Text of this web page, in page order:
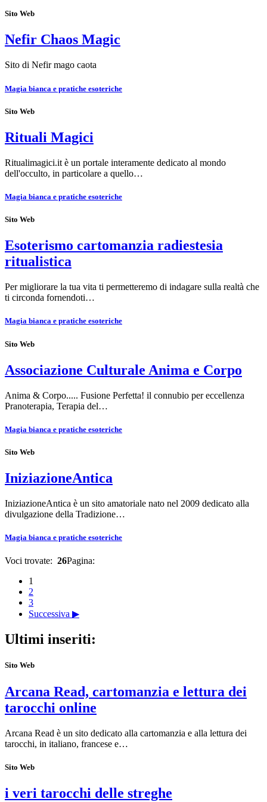
Sito Web
Nefir Chaos Magic
Sito di Nefir mago caota
Magia bianca e pratiche esoteriche
Sito Web
Rituali Magici
Ritualimagici.it è un portale interamente dedicato al mondo
dell'occulto, in particolare a quello…
Magia bianca e pratiche esoteriche
Sito Web
Esoterismo cartomanzia radiestesia
ritualistica
Per migliorare la tua vita ti permetteremo di indagare sulla realtà che
ti circonda fornendoti…
Magia bianca e pratiche esoteriche
Sito Web
Associazione Culturale Anima e Corpo
Anima & Corpo..... Fusione Perfetta! il connubio per eccellenza
Pranoterapia, Terapia del…
Magia bianca e pratiche esoteriche
Sito Web
IniziazioneAntica
IniziazioneAntica è un sito amatoriale nato nel 2009 dedicato alla
divulgazione della Tradizione…
Magia bianca e pratiche esoteriche
Voci trovate: 26Pagina:
1
2
3
Successiva ▶
Ultimi inseriti:
Sito Web
Arcana Read, cartomanzia e lettura dei
tarocchi online
Arcana Read è un sito dedicato alla cartomanzia e alla lettura dei
tarocchi, in italiano, francese e…
Sito Web
i veri tarocchi delle streghe